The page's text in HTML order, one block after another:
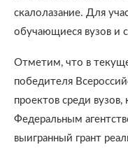
скалолазание. Для
обучающиеся вузов и
Отметим, что в
победителя
проектов среди
Федеральным
выигранный грант